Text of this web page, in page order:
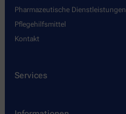
Pharmazeutische Dienstleistungen
Pflegehilfsmittel
Kontakt
Services